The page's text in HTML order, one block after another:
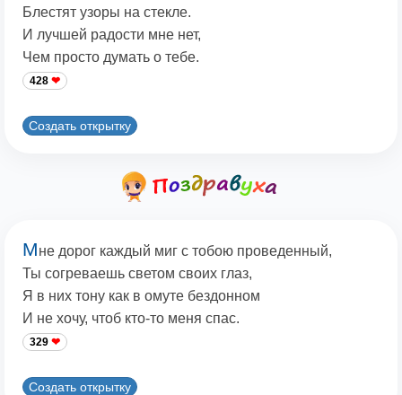
Блестят узоры на стекле.
И лучшей радости мне нет,
Чем просто думать о тебе.
428
Создать открытку
Мне дорог каждый миг с тобою проведенный,
Ты согреваешь светом своих глаз,
Я в них тону как в омуте бездонном
И не хочу, чтоб кто-то меня спас.
329
Создать открытку